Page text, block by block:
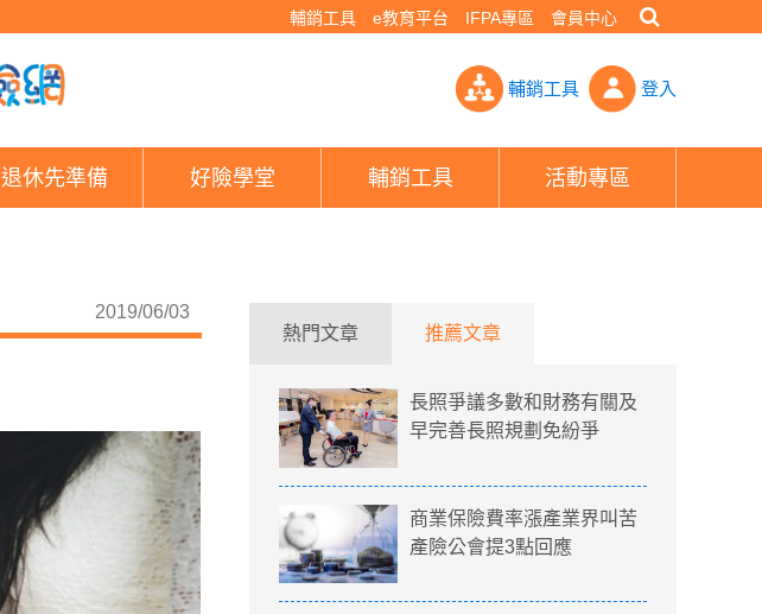
輔銷工具 e教育平台 IFPA專區 會員中心
同婚後同志有保障嗎？ 5大權益懶人包- PHEW!好險網
輔銷工具 登入
退休先準備 好險學堂 輔銷工具 活動專區
2019/06/03
熱門文章 推薦文章
長照爭議多數和財務有關及
早完善長照規劃免紛爭
商業保險費率漲產業界叫苦
產險公會提3點回應